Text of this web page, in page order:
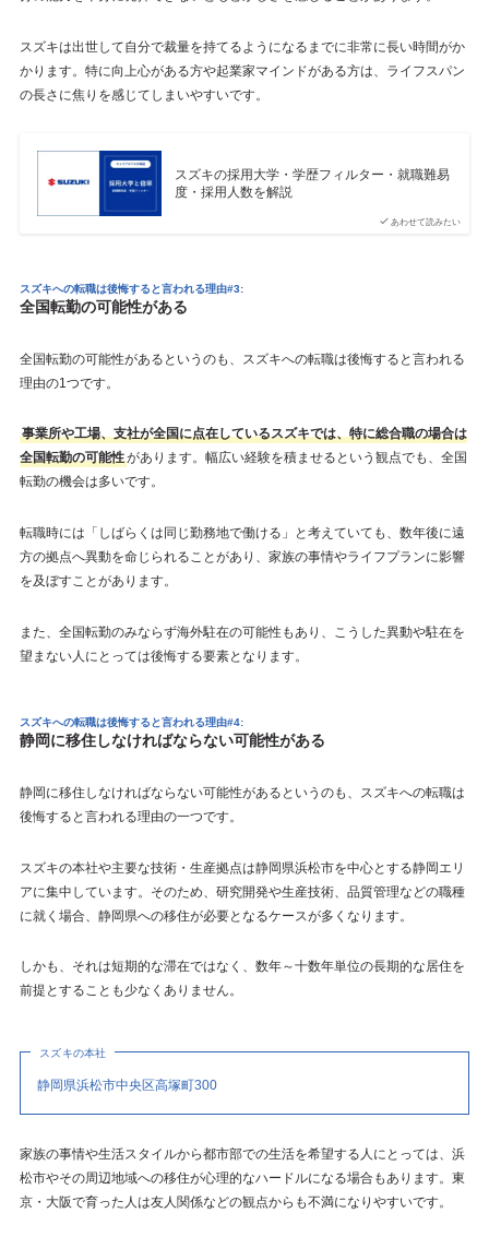
スズキは出世して自分で裁量を持てるようになるまでに非常に長い時間がか
かります。特に向上心がある方や起業家マインドがある方は、ライフスパン
の長さに焦りを感じてしまいやすいです。
あわせて読みたい
スズキの採用大学・学歴フィルター・就職難易
度・採用人数を解説
スズキへの転職は後悔すると言われる理由#3:
全国転勤の可能性がある
全国転勤の可能性があるというのも、スズキへの転職は後悔すると言われる
理由の1つです。
事業所や工場、支社が全国に点在しているスズキでは、特に総合職の場合は
全国転勤の可能性があります。幅広い経験を積ませるという観点でも、全国
転勤の機会は多いです。
転職時には「しばらくは同じ勤務地で働ける」と考えていても、数年後に遠
方の拠点へ異動を命じられることがあり、家族の事情やライフプランに影響
を及ぼすことがあります。
また、全国転勤のみならず海外駐在の可能性もあり、こうした異動や駐在を
望まない人にとっては後悔する要素となります。
スズキへの転職は後悔すると言われる理由#4:
静岡に移住しなければならない可能性がある
静岡に移住しなければならない可能性があるというのも、スズキへの転職は
後悔すると言われる理由の一つです。
スズキの本社や主要な技術・生産拠点は静岡県浜松市を中心とする静岡エリ
アに集中しています。そのため、研究開発や生産技術、品質管理などの職種
に就く場合、静岡県への移住が必要となるケースが多くなります。
しかも、それは短期的な滞在ではなく、数年～十数年単位の長期的な居住を
前提とすることも少なくありません。
スズキの本社
静岡県浜松市中央区高塚町300
家族の事情や生活スタイルから都市部での生活を希望する人にとっては、浜
松市やその周辺地域への移住が心理的なハードルになる場合もあります。東
京・大阪で育った人は友人関係などの観点からも不満になりやすいです。